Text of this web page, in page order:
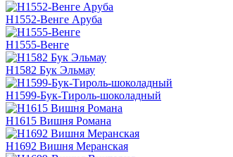
H1552-Венге Аруба
H1555-Венге
H1582 Бук Эльмау
H1599-Бук-Тироль-шоколадный
H1615 Вишня Романа
H1692 Вишня Меранская